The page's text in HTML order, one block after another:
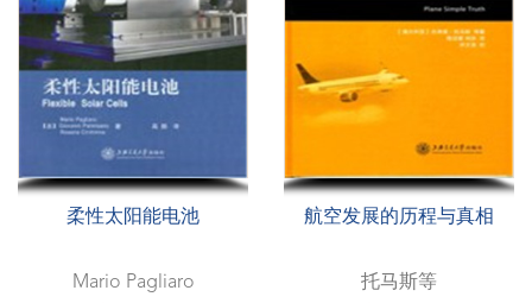
柔性太阳能电池
Mario Pagliaro
航空发展的历程与真相
托马斯等